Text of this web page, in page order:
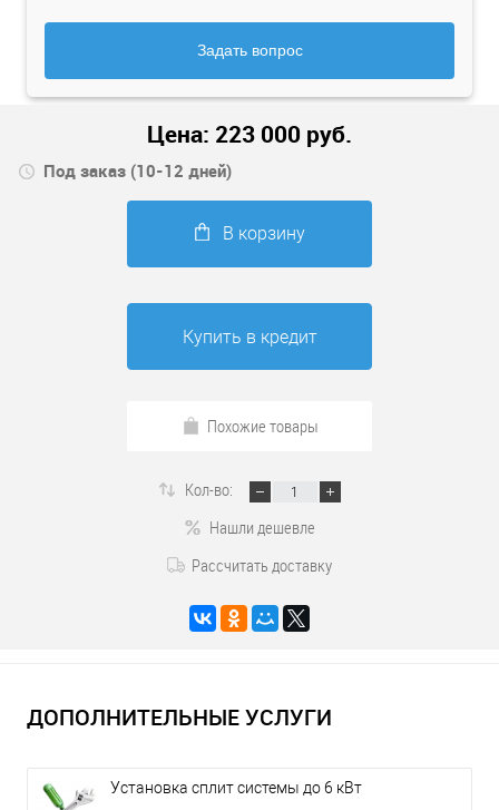
Задать вопрос
Цена: 223 000 руб.
Под заказ (10-12 дней)
В корзину
Купить в кредит
Похожие товары
Кол-во:
Нашли дешевле
Рассчитать доставку
ДОПОЛНИТЕЛЬНЫЕ УСЛУГИ
Установка сплит системы до 6 кВт